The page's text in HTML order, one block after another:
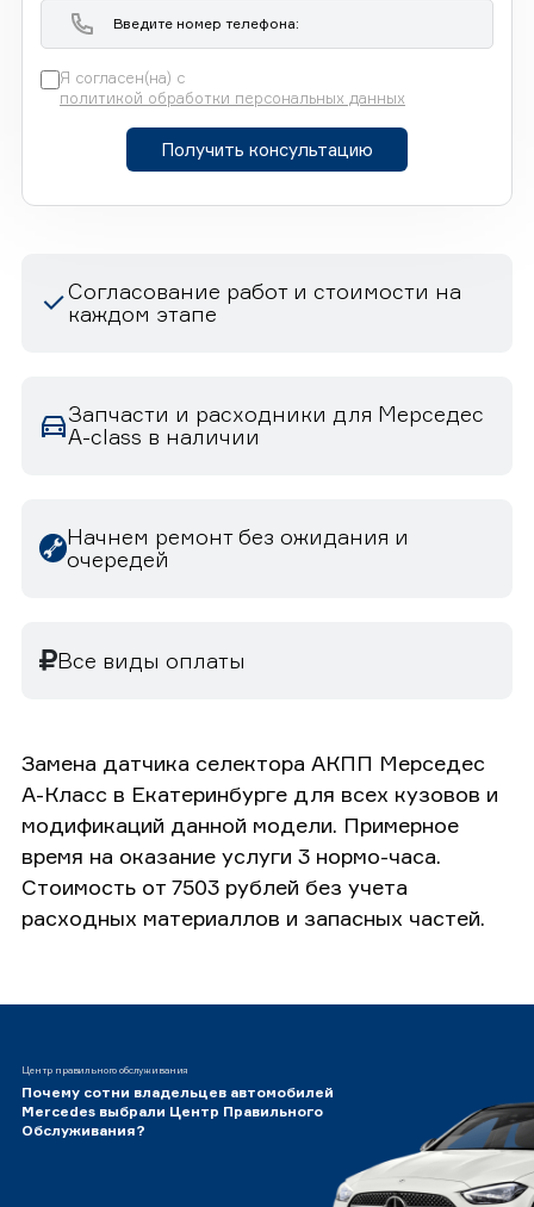
Я согласен(на) с
политикой обработки персональных данных
Получить консультацию
Согласование работ и стоимости на
каждом этапе
Запчасти и расходники для Мерседес
A-class в наличии
Начнем ремонт без ожидания и
очередей
Все виды оплаты
Замена датчика селектора АКПП Мерседес
А-Класс в Екатеринбурге для всех кузовов и
модификаций данной модели. Примерное
время на оказание услуги 3 нормо-часа.
Стоимость от 7503 рублей без учета
расходных материаллов и запасных частей.
Центр правильного обслуживания
Почему сотни владельцев автомобилей
Mercedes выбрали Центр Правильного
Обслуживания?